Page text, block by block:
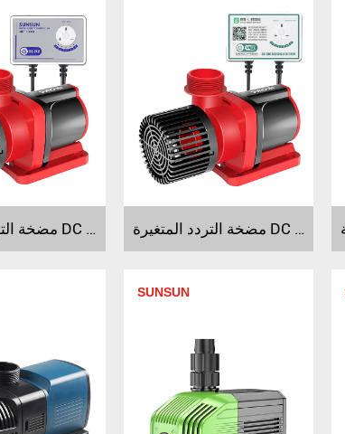
مضخة التردد المتغيرة DC لسلسلة JDP مضخة التردد المتغيرة DC لسلسلة JDP-Q
SUNSUN